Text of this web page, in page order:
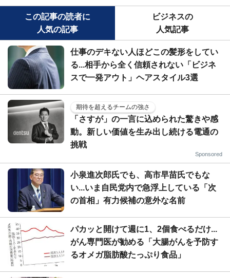
この記事の読者に
人気の記事
ビジネスの
人気記事
仕事のデキない人ほどこの髪形をしてい
る...相手から全く信頼されない「ビジネ
スで一発アウト」ヘアスタイル3選
期待を超えるチームの強さ
「さすが」の一言に込められた驚きや感
動。新しい価値を生み出し続ける電通の
挑戦
Sponsored
小泉進次郎氏でも、高市早苗氏でもな
い...いま自民党内で急浮上している「次
の首相」有力候補の意外な名前
パカッと開けて週に1、2個食べるだけ...
がん専門医が勧める「大腸がんを予防す
るオメガ脂肪酸たっぷり食品」